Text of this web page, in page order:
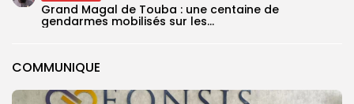
COMMUNIQUE
Grand Magal de Touba : une centaine de
gendarmes mobilisés sur les...